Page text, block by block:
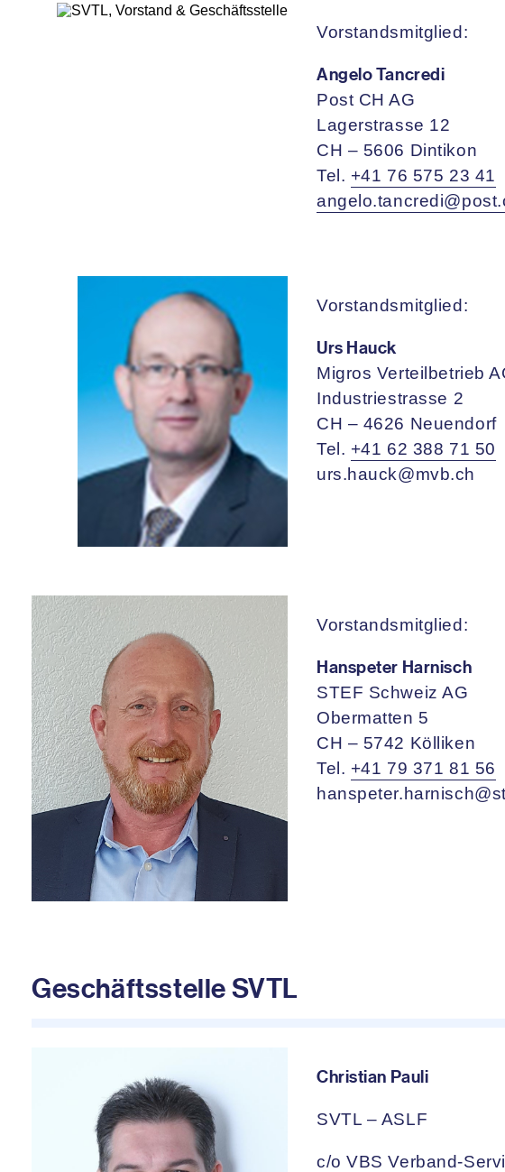
Vorstandsmitglied:
Angelo Tancredi
Post CH AG
Lagerstrasse 12
CH – 5606 Dintikon
Tel. +41 76 575 23 41
Vorstandsmitglied:
Urs Hauck
Migros Verteilbetrieb
Industriestrasse 2
CH – 4626 Neuendorf
Tel. +41 62 388 71 50
urs.hauck@mvb.ch
Vorstandsmitglied:
Hanspeter Harnisch
STEF Schweiz AG
Obermatten 5
CH – 5742 Kölliken
Tel. +41 79 371 81 56
Geschäftsstelle SVTL
Christian Pauli
SVTL – ASLF
c/o VBS Verband-